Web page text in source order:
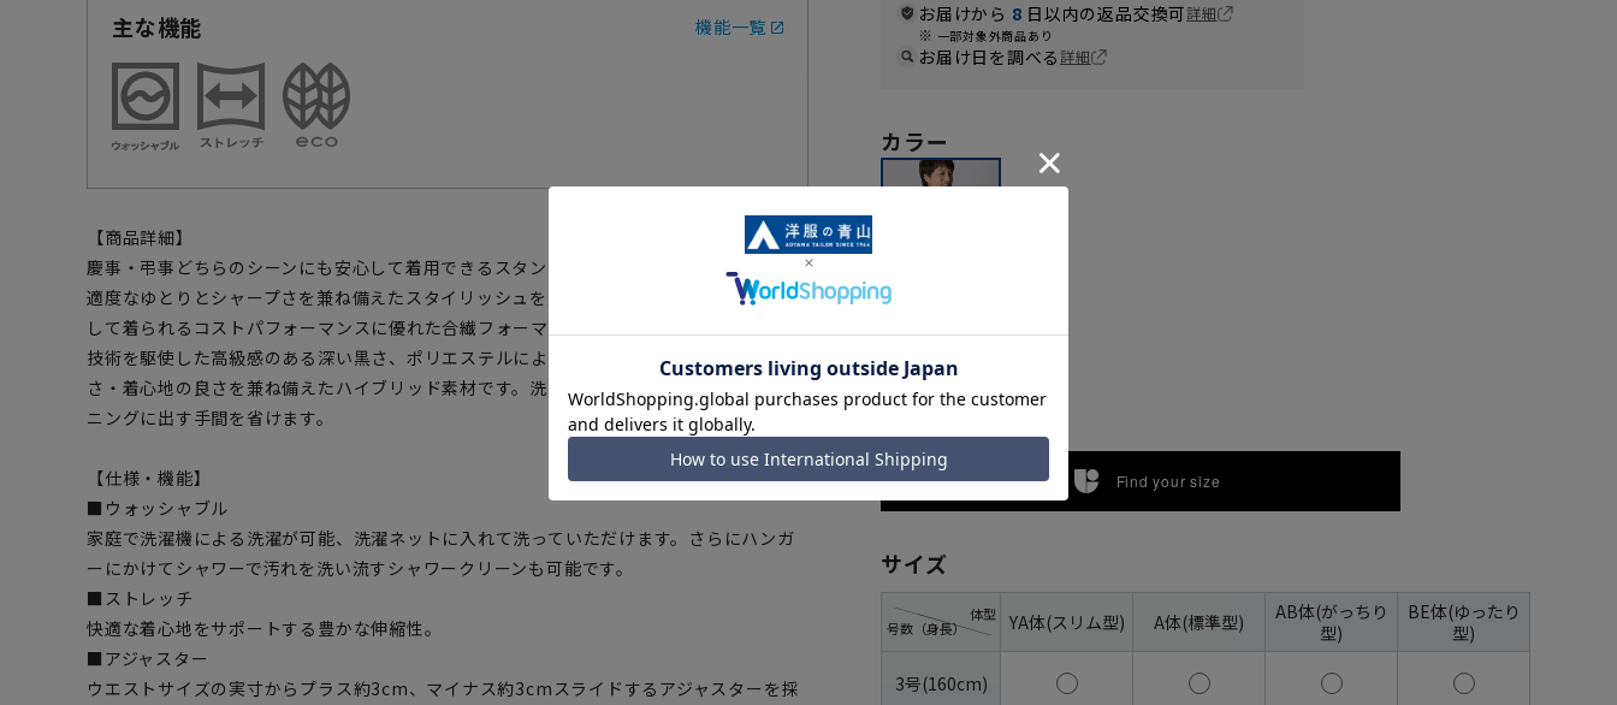
主な機能 機能一覧
【商品詳細】
慶事・弔事どちらのシーンにも安心して着用できるスタンダードフォーマルです。
適度なゆとりとシャープさを兼ね備えたスタイリッシュを意識したシルエット。通年を通
して着られるコストパフォーマンスに優れた合繊フォーマル生地を使用。日本の染色加工
技術を駆使した高級感のある深い黒さ、ポリエステルによるイージーケア性、動きやす
さ・着心地の良さを兼ね備えたハイブリッド素材です。洗っても型崩れしにくく、クリー
ニングに出す手間を省けます。
【仕様・機能】
■ウォッシャブル
家庭で洗濯機による洗濯が可能、洗濯ネットに入れて洗っていただけます。さらにハンガ
ーにかけてシャワーで汚れを洗い流すシャワークリーンも可能です。
■ストレッチ
快適な着心地をサポートする豊かな伸縮性。
■アジャスター
ウエストサイズの実寸からプラス約3cm、マイナス約3cmスライドするアジャスターを採
お届けから 8 日以内の返品交換可詳細
一部対象外商品あり
お届け日を調べる詳細
カラー
ブラック
Find your size
サイズ
号数（身長）
体型 YA体(スリム型) A体(標準型)
AB体(がっちり
型)
BE体(ゆったり
型)
3号(160cm)